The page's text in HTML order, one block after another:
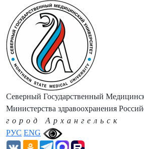
РУС ENG
Северный Государственный
Министерства здравоохранения
город Архангельск